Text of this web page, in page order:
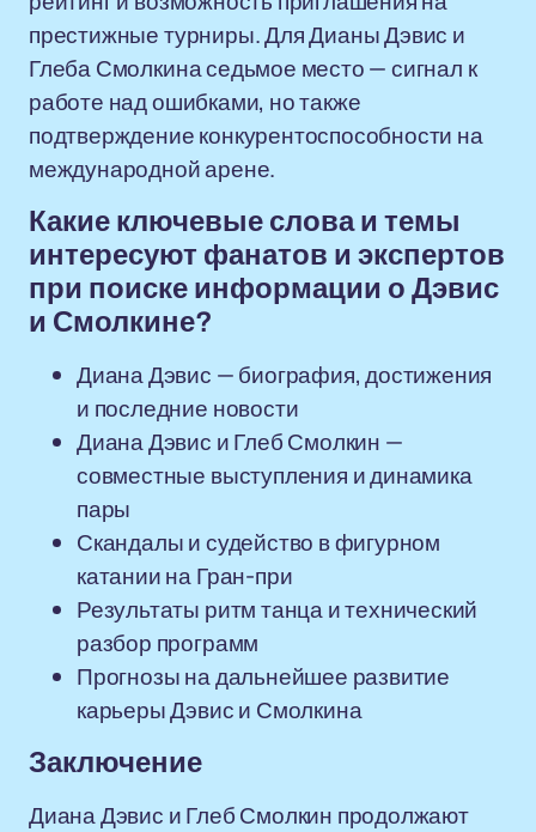
престижные турниры. Для Дианы Дэвис и
Глеба Смолкина седьмое место — сигнал к
работе над ошибками, но также
подтверждение конкурентоспособности на
международной арене.
Какие ключевые слова и темы
интересуют фанатов и экспертов
при поиске информации о Дэвис
и Смолкине?
Диана Дэвис — биография, достижения
и последние новости
Диана Дэвис и Глеб Смолкин —
совместные выступления и динамика
пары
Скандалы и судейство в фигурном
катании на Гран-при
Результаты ритм танца и технический
разбор программ
Прогнозы на дальнейшее развитие
карьеры Дэвис и Смолкина
Заключение
Диана Дэвис и Глеб Смолкин продолжают